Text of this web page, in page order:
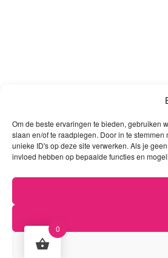
Om de beste ervaringen te bieden, gebruiken
slaan en/of te raadplegen. Door in te
unieke ID's op deze site verwerken. Als je
invloed hebben op bepaalde functies en
0